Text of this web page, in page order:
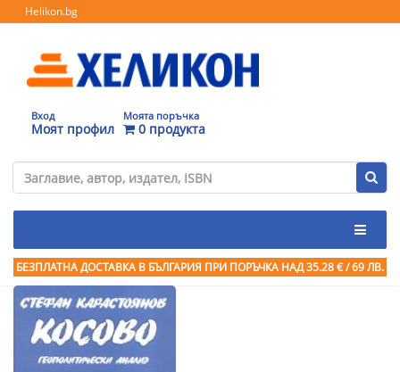
Helikon.bg
Вход
Моят профил
Моята поръчка
0 продукта
БЕЗПЛАТНА ДОСТАВКА В БЪЛГАРИЯ ПРИ ПОРЪЧКА НАД 35.28 € / 69 ЛВ.